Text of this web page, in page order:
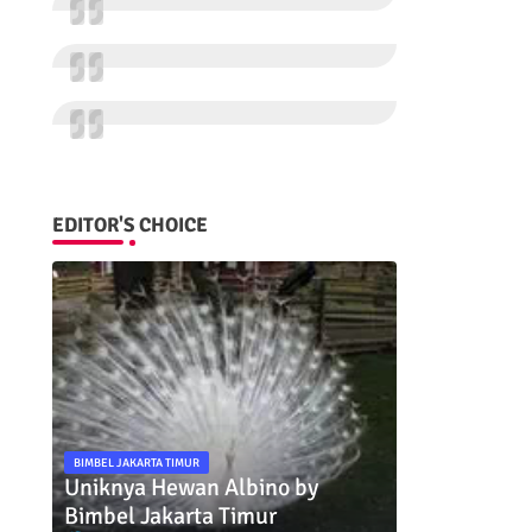
EDITOR'S CHOICE
BIMBEL JAKARTA TIMUR
Uniknya Hewan Albino by
Bimbel Jakarta Timur